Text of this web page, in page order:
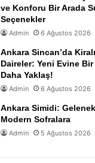
ve Konforu Bir Arada
Seçenekler
Admin 6 Ağustos 2026
Ankara Sincan’da
Daireler: Yeni Evine Bir
Daha Yaklaş!
Admin 6 Ağustos 2026
Ankara Simidi:
Modern Sofralara
Admin 5 Ağustos 2026